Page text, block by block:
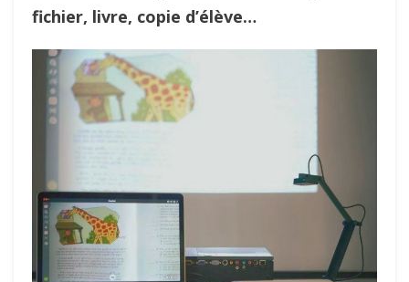
fichier, livre, copie d’élève…